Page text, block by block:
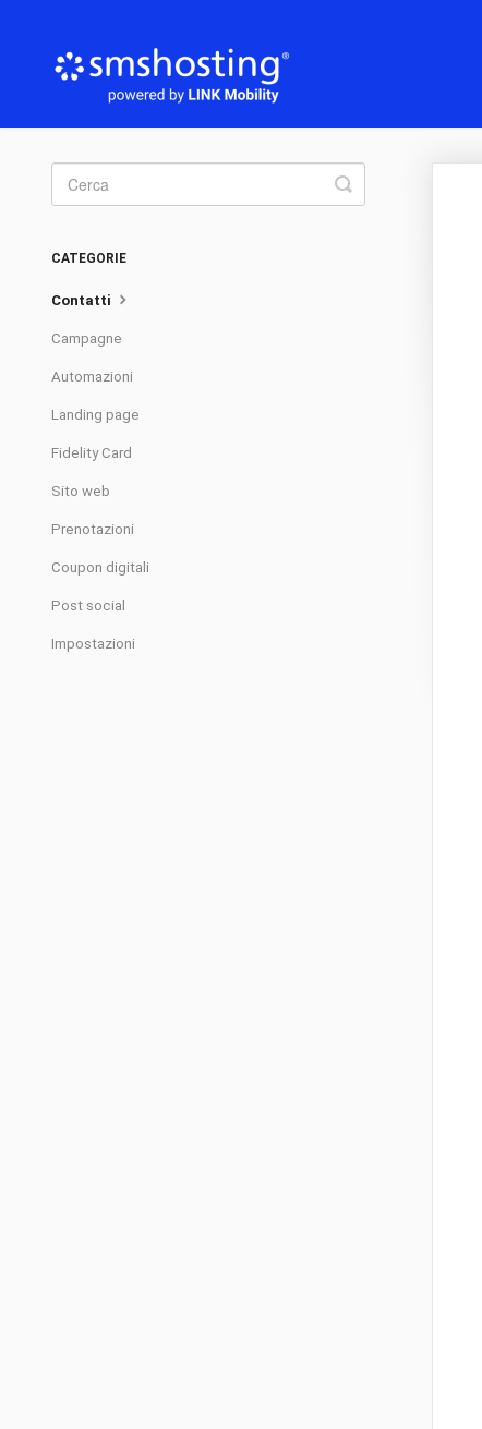
Toggle
Search
CATEGORIE
Contatti
Campagne
Automazioni
Landing page
Fidelity Card
Sito web
Prenotazioni
Coupon digitali
Post social
Impostazioni